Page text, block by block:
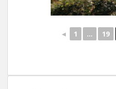
◄ 1 ... 19